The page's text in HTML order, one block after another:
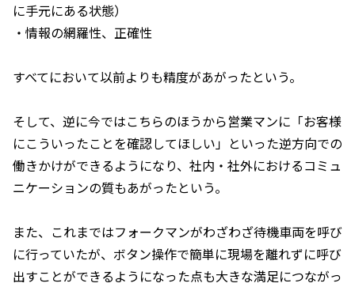
に手元にある状態）
・情報の網羅性、正確性
すべてにおいて以前よりも精度があがったという。
そして、逆に今ではこちらのほうから営業マンに「お客様
にこういったことを確認してほしい」といった逆方向での
働きかけができるようになり、社内・社外におけるコミュ
ニケーションの質もあがったという。
また、これまではフォークマンがわざわざ待機車両を呼び
に行っていたが、ボタン操作で簡単に現場を離れずに呼び
出すことができるようになった点も大きな満足につながっ